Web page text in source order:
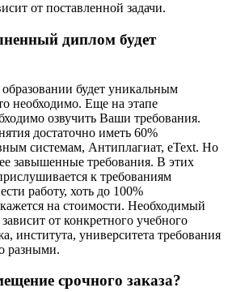
от поставленной задачи.
диплом будет
будет уникальным
необходимо. Еще на этапе
озвучить Ваши требования.
достаточно иметь 60%
системам, Антиплагиат, eText. Но
завышенные требования. В этих
к требованиям
работу, хоть до 100%
на стоимости. Необходимый
от конкретного учебного
института, университета требования
разными.
срочного заказа?